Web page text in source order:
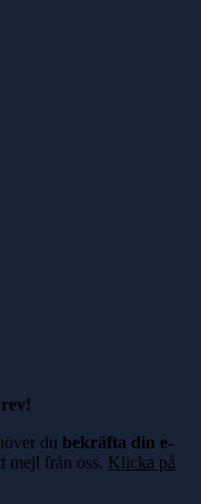
dubekräfta din e-
mejl från oss. Klicka på